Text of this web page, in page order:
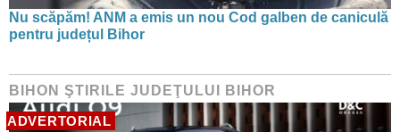
Nu scăpăm! ANM a emis un nou Cod galben de caniculă
pentru județul Bihor
BIHON ŞTIRILE JUDEŢULUI BIHOR
ADVERTORIAL